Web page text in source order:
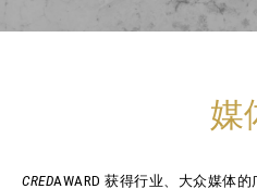
媒
CREDAWARD 获得行业、大众媒体